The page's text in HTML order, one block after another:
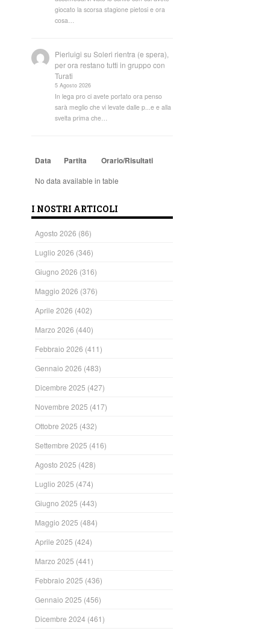
giocato la scorsa stagione pietosi e ora
cosa…
Pierluigi suSoleri rientra (e spera),
per ora restano tutti in gruppo con
Turati
5 Agosto 2026
In lega pro ci avete portato ora penso
sarà meglio che vi levate dalle p...e e alla
svelta prima che…
Data Partita Orario/Risultati
No data available in table
I NOSTRI ARTICOLI
Agosto 2026 (86)
Luglio 2026 (346)
Giugno 2026 (316)
Maggio 2026 (376)
Aprile 2026 (402)
Marzo 2026 (440)
Febbraio 2026 (411)
Gennaio 2026 (483)
Dicembre 2025 (427)
Novembre 2025 (417)
Ottobre 2025 (432)
Settembre 2025 (416)
Agosto 2025 (428)
Luglio 2025 (474)
Giugno 2025 (443)
Maggio 2025 (484)
Aprile 2025 (424)
Marzo 2025 (441)
Febbraio 2025 (436)
Gennaio 2025 (456)
Dicembre 2024 (461)